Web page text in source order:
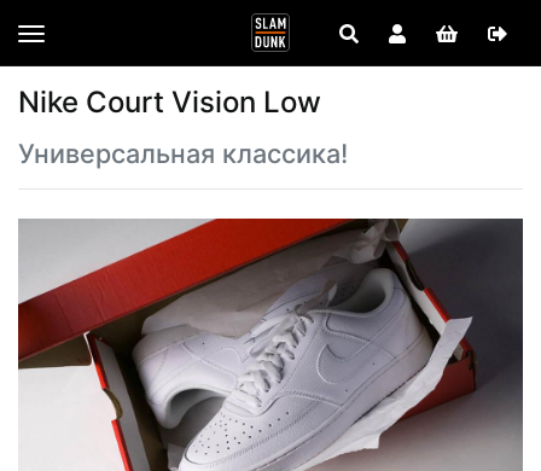
Nike Court Vision Low
Универсальная классика!